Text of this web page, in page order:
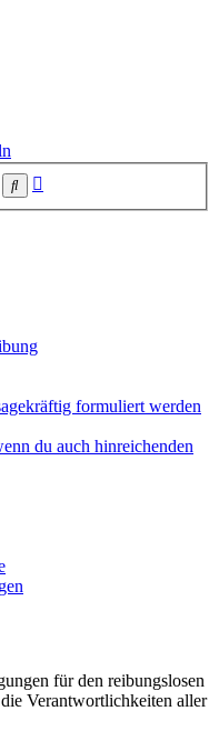
Suche
formuliert werden
du auch hinreichenden
für den reibungslosen
Verantwortlichkeiten aller